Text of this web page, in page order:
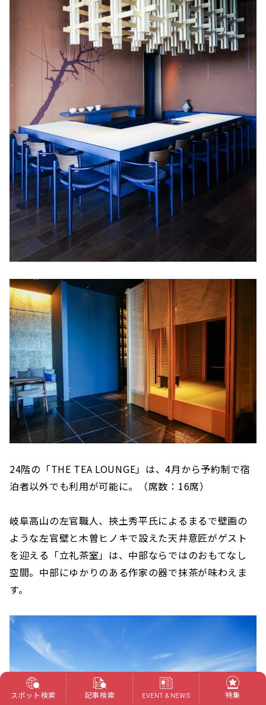
24階の「THE TEA LOUNGE」は、4月から予約制で宿
泊者以外でも利用が可能に。（席数：16席）
岐阜高山の左官職人、挾土秀平氏によるまるで壁画の
ような左官壁と木曽ヒノキで設えた天井意匠がゲスト
を迎える「立礼茶室」は、中部ならではのおもてなし
空間。中部にゆかりのある作家の器で抹茶が味わえま
す。
スポット検索 記事検索 EVENT & NEWS 特集